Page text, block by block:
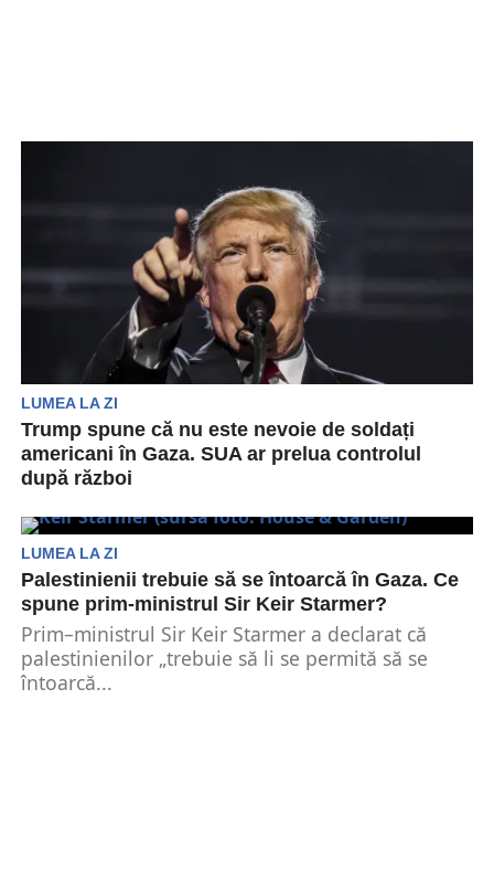
LUMEA LA ZI
Trump spune că nu este nevoie de soldați
americani în Gaza. SUA ar prelua controlul
după război
joi că Israelul va preda Fâșia Gaza Statelor Unite
după...
LUMEA LA ZI
Palestinienii trebuie să se întoarcă în Gaza. Ce
spune prim-ministrul Sir Keir Starmer?
Prim–ministrul Sir Keir Starmer a declarat că
palestinienilor „trebuie să li se permită să se
întoarcă...